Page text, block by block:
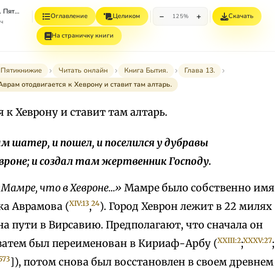
Толковая Библия. Ветхий Завет. Пятикнижие. Оглавление Целиком − 125% + Скачать
На страничку книги
Читать онлайн Книга Бытия.
Глава 13.
отодвигается к Хеврону и ставит там алтарь.
к Хеврону и ставит там алтарь.
шатер, и пошел, и поселился у дубравы
и создал там жертвенник Господу.
Мамре, что в Хевроне…» Мамре было собственно имя
Аврамова (XIV:13,24). Город Хеврон лежит в 22 милях
пути в Вирсавию. Предполагают, что сначала он
был переименован в Кириаф-Арбу (XXIII:2;XXXV:27;
]), потом снова был восстановлен в своем древнем